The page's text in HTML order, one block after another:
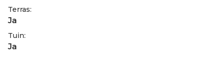
Terras:
Ja
Tuin:
Ja